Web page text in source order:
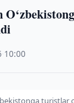
10:00
turistlar